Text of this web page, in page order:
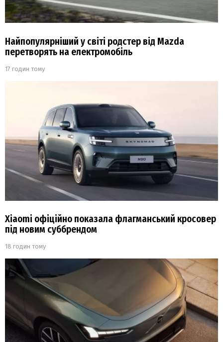
Найпопулярніший у світі родстер від Mazda
перетворять на електромобіль
17 годин тому
Xiaomi офіційно показала флагманський кросовер
під новим суббрендом
18 годин тому